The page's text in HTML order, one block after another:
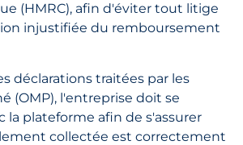
(HMRC), afin d'éviter tout litige
injustifiée du remboursement
déclarations traitées par les
(OMP), l'entreprise doit se
la plateforme afin de s'assurer
collectée est correctement